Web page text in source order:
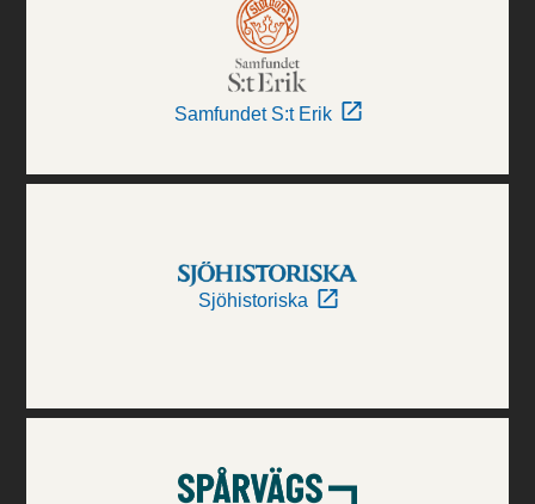
Samfundet S:t Erik
Sjöhistoriska